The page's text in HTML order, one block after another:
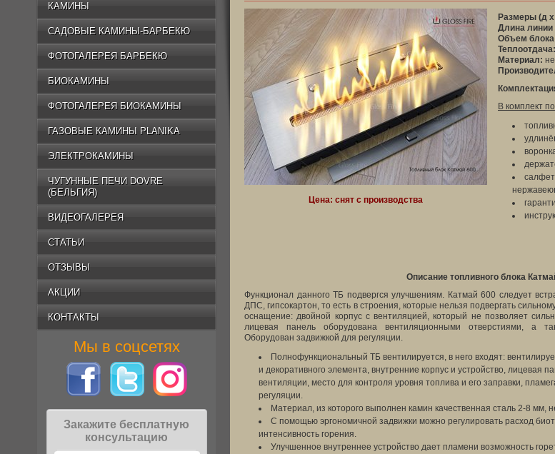
КАМИНЫ
САДОВЫЕ КАМИНЫ-БАРБЕКЮ
ФОТОГАЛЕРЕЯ БАРБЕКЮ
БИОКАМИНЫ
ФОТОГАЛЕРЕЯ БИОКАМИНЫ
ГАЗОВЫЕ КАМИНЫ PLANIKA
ЭЛЕКТРОКАМИНЫ
ЧУГУННЫЕ ПЕЧИ DOVRE
(БЕЛЬГИЯ)
ВИДЕОГАЛЕРЕЯ
СТАТЬИ
ОТЗЫВЫ
АКЦИИ
КОНТАКТЫ
Мы в соцсетях
Закажите бесплатную
консультацию
Цена: снят с производства
Размеры (д
Длина линии
Объем
Теплоотдача:
Материал:
В комплект
Описание топливного блока
Функционал данного ТБ подвергся улучшениям. Катмай 600 следует
ДПС, гипсокартон, то есть в строения, которые нельзя подвергать
оснащение: двойной корпус с вентиляцией, который не позволяет
лицевая панель оборудована вентиляционными отверстиями, а
Оборудован задвижкой для регуляции.
Полнофункциональный ТБ вентилируется, в него входят:
и декоративного элемента, внутренние корпус и устройство, лицевая
вентиляции, место для контроля уровня топлива и его заправки,
регуляции.
Материал, из которого выполнен камин качественная сталь 2-8 мм,
С помощью эргономичной задвижки можно регулировать расход
интенсивность горения.
Улучшенное внутреннее устройство дает пламени возможность